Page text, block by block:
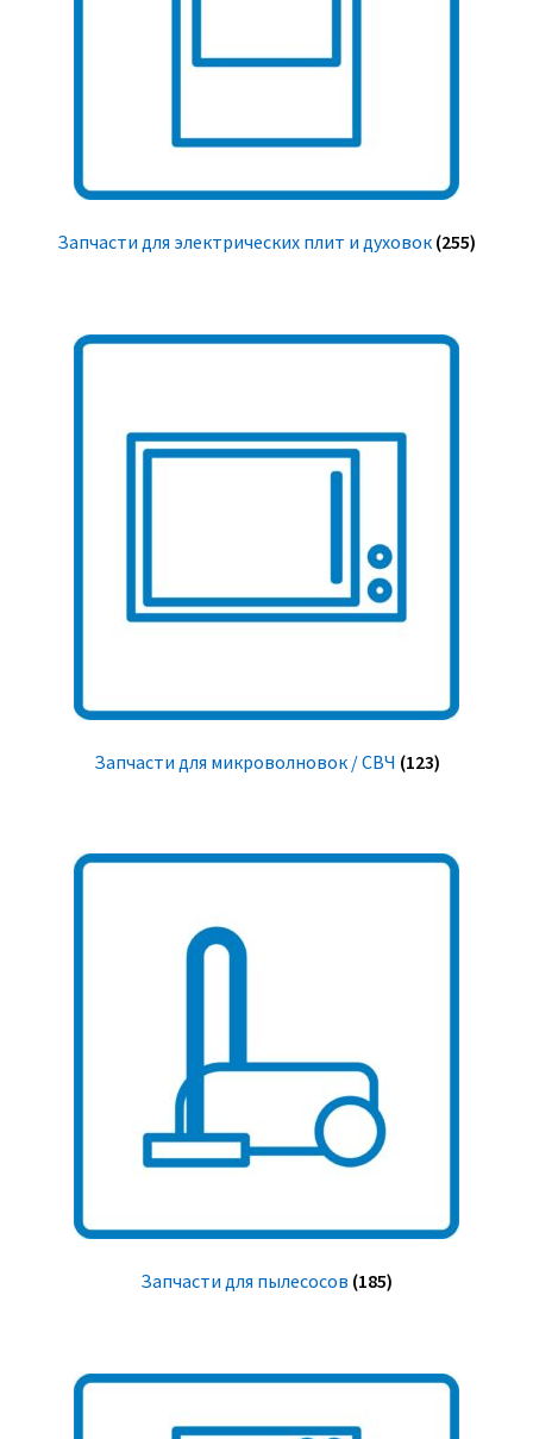
Запчасти для электрических плит и духовок (255)
Запчасти для микроволновок / СВЧ (123)
Запчасти для пылесосов (185)